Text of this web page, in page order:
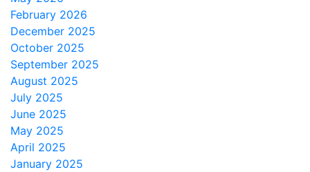
February 2026
December 2025
October 2025
September 2025
August 2025
July 2025
June 2025
May 2025
April 2025
January 2025